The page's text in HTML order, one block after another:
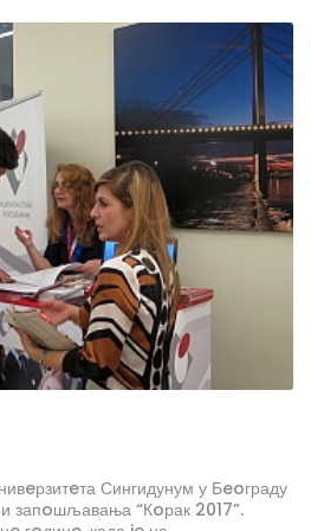
Сингидунум у Бeoграду
запoшљавања “Кoрак 2017”.